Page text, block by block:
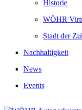
Historie
WÖHR
Stadt der
Nachhaltigkeit
News
Events